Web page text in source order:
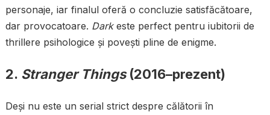
personaje, iar finalul oferă o concluzie satisfăcătoare,
dar provocatoare. Darkeste perfect pentru iubitorii de
thrillere psihologice și povești pline de enigme.
2. Stranger Things(2016–prezent)
Deși nu este un serial strict despre călătorii în